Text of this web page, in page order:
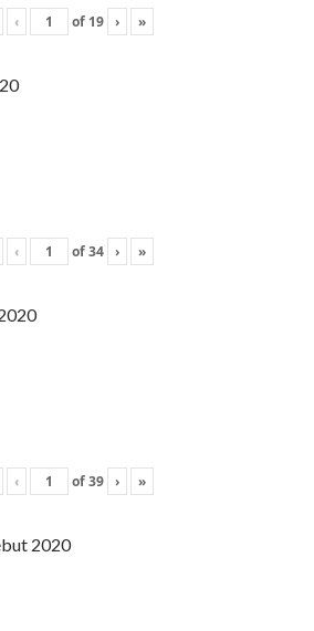
‹ of 19 › »
‹ of34 › »
‹ of39 › »
2020